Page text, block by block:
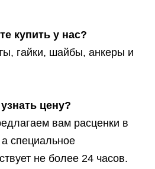
купить у нас?
гайки, шайбы, анкеры и
цену?
вам расценки в
специальное
не более 24 часов.